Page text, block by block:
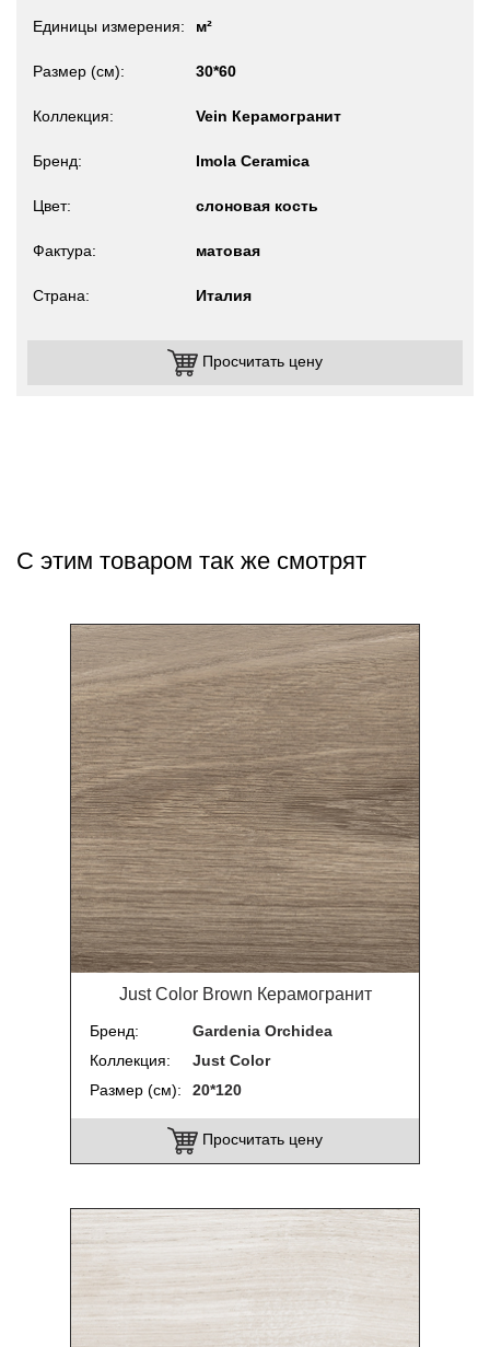
Единицы измерения м²
Размер (см) 30*60
Коллекция Vein Керамогранит
Бренд Imola Ceramica
Цвет слоновая кость
Фактура матовая
Страна Италия
Просчитать цену
С этим товаром так же смотрят
Just Color Brown Керамогранит
Бренд
Gardenia Orchidea
Коллекция
Just Color
Размер (см)
20*120
Просчитать цену